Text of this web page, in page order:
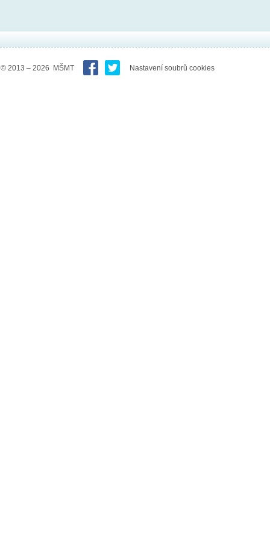
© 2013 – 2026 MŠMT Nastavení soubrů cookies